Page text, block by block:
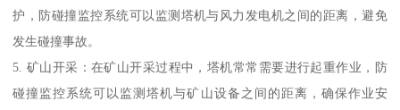
护，防碰撞监控系统可以监测塔机与风力发电机之间的距离，避免
发生碰撞事故。
5. 矿山开采：在矿山开采过程中，塔机常常需要进行起重作业，防
碰撞监控系统可以监测塔机与矿山设备之间的距离，确保作业安